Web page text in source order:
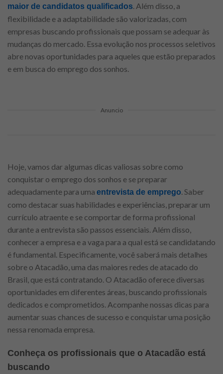
maior de candidatos qualificados. Além disso, a
flexibilidade e a adaptabilidade são valorizadas, com
empresas buscando profissionais que possam se adequar às
mudanças do mercado. Essa evolução nos processos seletivos
abre novas oportunidades para aqueles que estão preparados
e em busca do emprego dos sonhos.
Anuncio
Hoje, vamos dar algumas dicas valiosas sobre como
conquistar o emprego dos sonhos e se preparar
adequadamente para uma entrevista de emprego . Saber
como destacar suas habilidades e experiências, preparar um
currículo atraente e se comportar de forma profissional
durante a entrevista são passos essenciais. Além disso,
conhecer a empresa e a vaga para a qual está se candidatando
é fundamental. Especificamente, você saberá mais detalhes
sobre o Atacadão, uma das maiores redes de atacado do
Brasil, que está contratando. O Atacadão oferece diversas
oportunidades em diferentes áreas, buscando profissionais
dedicados e comprometidos. Acompanhe nossas dicas para
aumentar suas chances de sucesso e conquistar uma posição
nessa renomada empresa.
Conheça os profissionais que o Atacadão está
buscando